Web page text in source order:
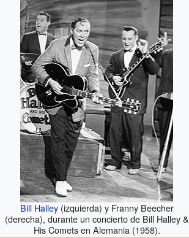
Bill Halley(izquierda) y Franny Beecher
(derecha), durante un concierto de Bill Halley &
His Comets en Alemania (1958).